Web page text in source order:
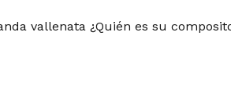
vallenata ¿Quién es su